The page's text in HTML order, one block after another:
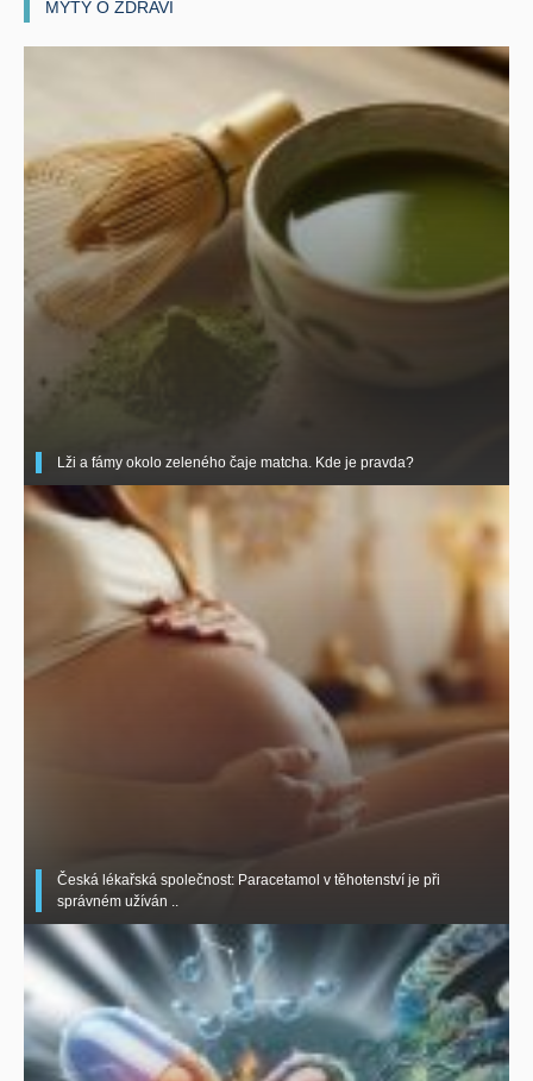
MÝTY O ZDRAVÍ
Lži a fámy okolo zeleného čaje matcha. Kde je pravda?
Česká lékařská společnost: Paracetamol v těhotenství je při
správném užíván ..